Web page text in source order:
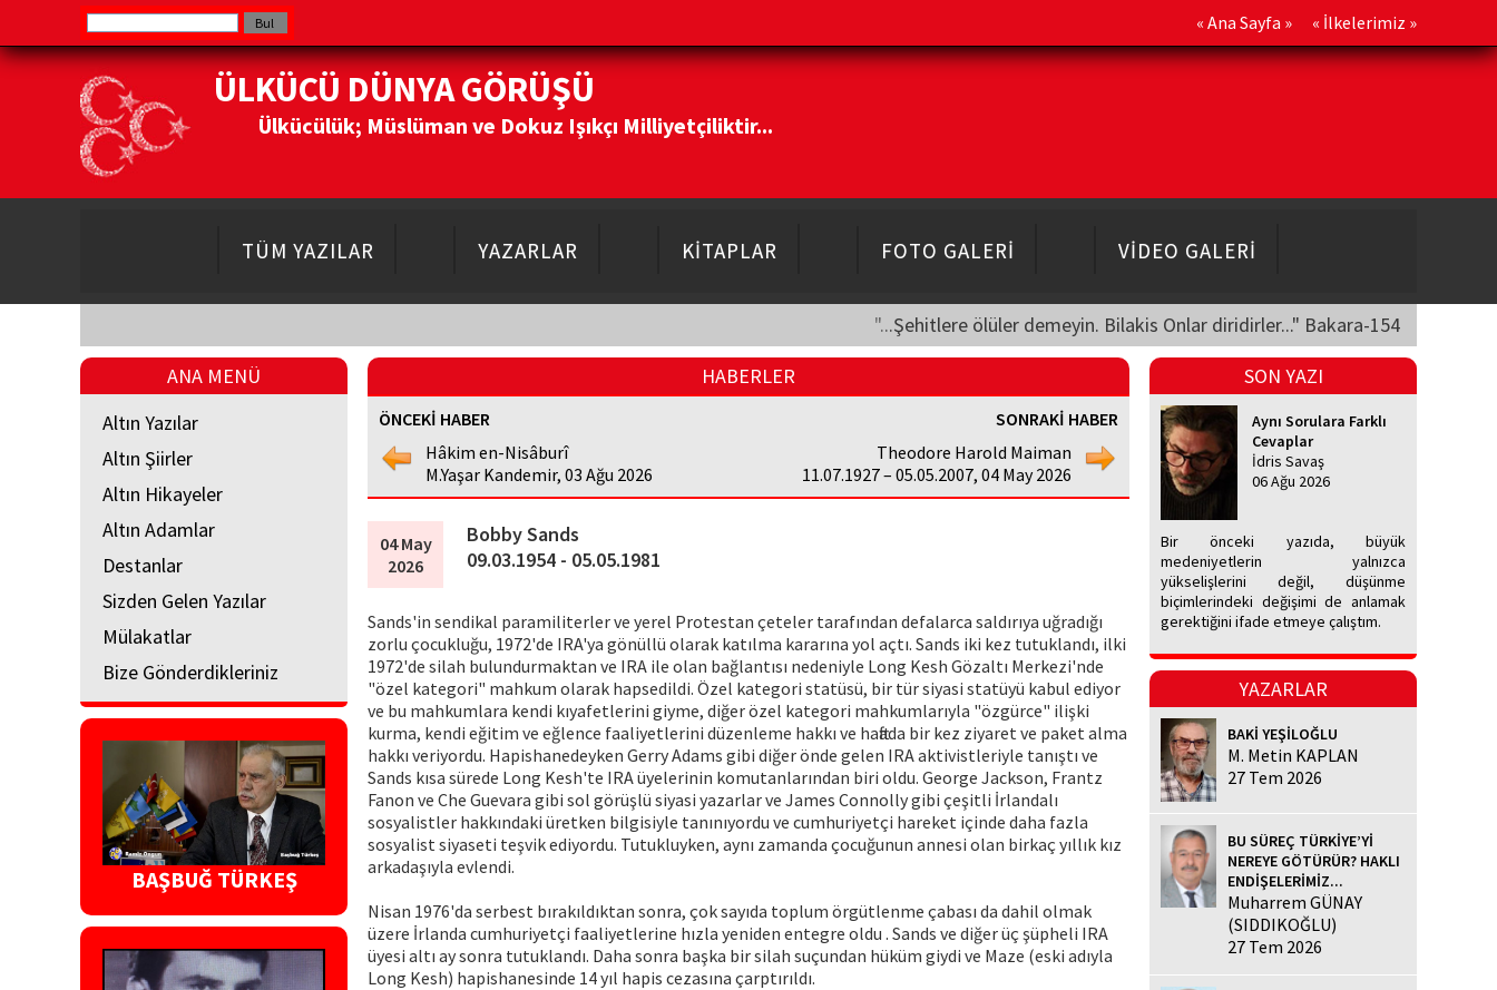
« Ana Sayfa » « İlkelerimiz »
ÜLKÜCÜ DÜNYA GÖRÜŞÜ
Ülkücülük; Müslüman ve Dokuz Işıkçı Milliyetçiliktir...
TÜM YAZILAR YAZARLAR KİTAPLAR FOTO GALERİ VİDEO GALERİ
"...Şehitlere ölüler demeyin. Bilakis Onlar diridirler..." Bakara-154
ANA MENÜ
Altın Yazılar
Altın Şiirler
Altın Hikayeler
Altın Adamlar
Destanlar
Sizden Gelen Yazılar
Mülakatlar
Bize Gönderdikleriniz
BAŞBUĞ TÜRKEŞ
HABERLER
ÖNCEKİ HABER
Hâkim en-Nisâburî
M.Yaşar Kandemir, 03 Ağu 2026
SONRAKİ HABER
Theodore Harold Maiman
11.07.1927 – 05.05.2007, 04 May 2026
04 May
2026
Bobby Sands
09.03.1954 - 05.05.1981
Sands'in sendikal paramiliterler ve yerel Protestan çeteler tarafından defalarca saldırıya uğradığı
zorlu çocukluğu, 1972'de IRA'ya gönüllü olarak katılma kararına yol açtı. Sands iki kez tutuklandı, ilki
1972'de silah bulundurmaktan ve IRA ile olan bağlantısı nedeniyle Long Kesh Gözaltı Merkezi'nde
"özel kategori" mahkum olarak hapsedildi. Özel kategori statüsü, bir tür siyasi statüyü kabul ediyor
ve bu mahkumlara kendi kıyafetlerini giyme, diğer özel kategori mahkumlarıyla "özgürce" ilişki
kurma, kendi eğitim ve eğlence faaliyetlerini düzenleme hakkı ve haftada bir kez ziyaret ve paket alma
hakkı veriyordu. Hapishanedeyken Gerry Adams gibi diğer önde gelen IRA aktivistleriyle tanıştı ve
Sands kısa sürede Long Kesh'te IRA üyelerinin komutanlarından biri oldu. George Jackson, Frantz
Fanon ve Che Guevara gibi sol görüşlü siyasi yazarlar ve James Connolly gibi çeşitli İrlandalı
sosyalistler hakkındaki üretken bilgisiyle tanınıyordu ve cumhuriyetçi hareket içinde daha fazla
sosyalist siyaseti teşvik ediyordu. Tutukluyken, aynı zamanda çocuğunun annesi olan birkaç yıllık kız
arkadaşıyla evlendi.
Nisan 1976'da serbest bırakıldıktan sonra, çok sayıda toplum örgütlenme çabası da dahil olmak
üzere İrlanda cumhuriyetçi faaliyetlerine hızla yeniden entegre oldu . Sands ve diğer üç şüpheli IRA
üyesi altı ay sonra tutuklandı. Daha sonra başka bir silah suçundan hüküm giydi ve Maze (eski adıyla
Long Kesh) hapishanesinde 14 yıl hapis cezasına çarptırıldı.
SON YAZI
Aynı Sorulara Farklı
Cevaplar
İdris Savaş
06 Ağu 2026
Bir önceki yazıda, büyük
medeniyetlerin yalnızca
yükselişlerini değil, düşünme
biçimlerindeki değişimi de anlamak
gerektiğini ifade etmeye çalıştım.
YAZARLAR
BAKİ YEŞİLOĞLU
M. Metin KAPLAN
27 Tem 2026
BU SÜREÇ TÜRKİYE’Yİ
NEREYE GÖTÜRÜR? HAKLI
ENDİŞELERİMİZ...
Muharrem GÜNAY
(SIDDIKOĞLU)
27 Tem 2026